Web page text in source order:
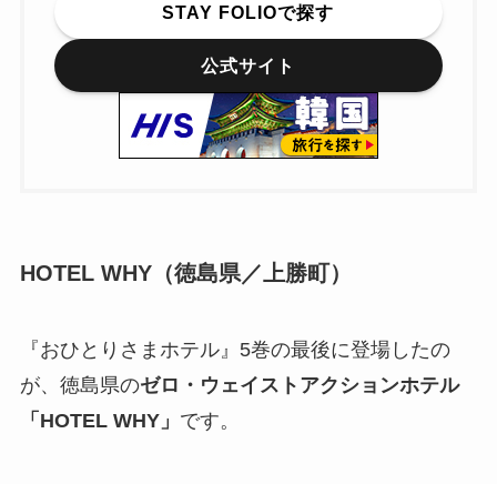
STAY FOLIOで探す
公式サイト
HOTEL WHY（徳島県／上勝町）
『おひとりさまホテル』5巻の最後に登場したの
が、徳島県のゼロ・ウェイストアクションホテル
「HOTEL WHY」 です。